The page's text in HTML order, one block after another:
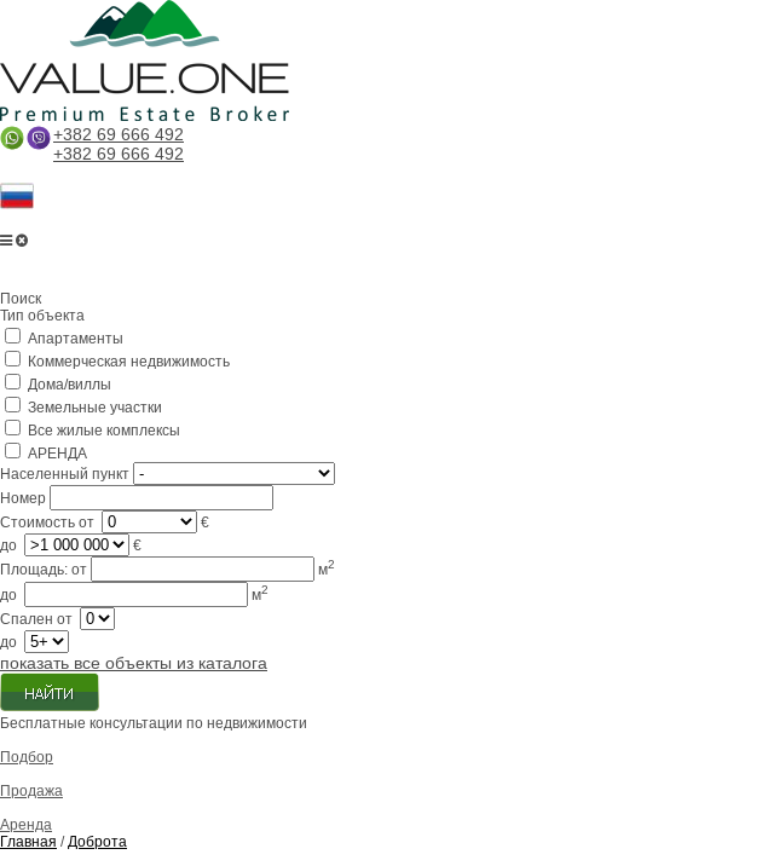
+382 69 666 492
+382 69 666 492
Поиск
Тип объекта
Апартаменты
Коммерческая недвижимость
Дома/виллы
Земельные участки
Все жилые комплексы
АРЕНДА
Населенный пункт
Номер
Стоимость от
€
до
€
Площадь: от м2
до м2
Спален от
до
показать все объекты из каталога
Бесплатные консультации по недвижимости
Подбор
Продажа
Аренда
Главная /Доброта